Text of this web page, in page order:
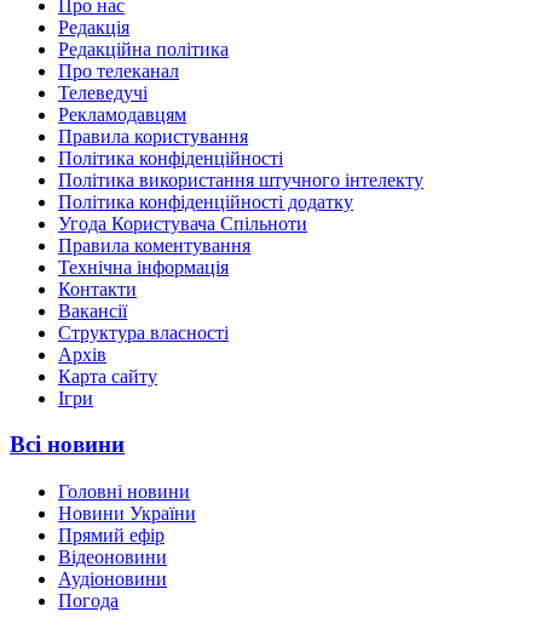
Про нас
Редакція
Редакційна політика
Про телеканал
Телеведучі
Рекламодавцям
Правила користування
Політика конфіденційності
Політика використання штучного інтелекту
Політика конфіденційності додатку
Угода Користувача Спільноти
Правила коментування
Технічна інформація
Контакти
Вакансії
Структура власності
Архів
Карта сайту
Ігри
Всі новини
Головні новини
Новини України
Прямий ефір
Відеоновини
Аудіоновини
Погода